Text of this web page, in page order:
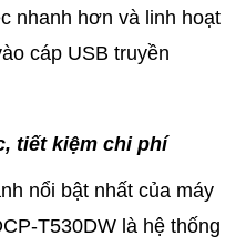
nhanh hơn và linh hoạt
cáp USB truyền
tiết kiệm chi phí
nổi bật nhất của máy
T530DW là hệ thống